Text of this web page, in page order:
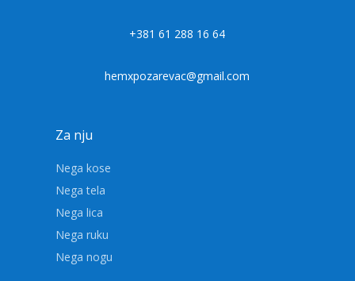
+381 61 288 16 64
hemxpozarevac@gmail.com
Za nju
Nega kose
Nega tela
Nega lica
Nega ruku
Nega nogu